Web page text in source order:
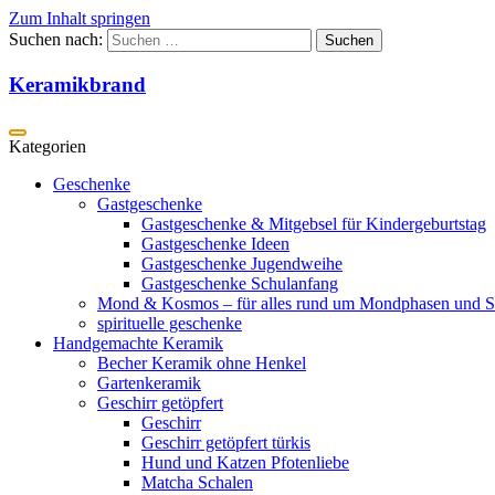
Zum Inhalt springen
Suchen nach:
Keramikbrand
Geschenke
Gastgeschenke
Gastgeschenke & Mitgebsel für Kindergeburtstag
Gastgeschenke Ideen
Gastgeschenke Jugendweihe
Gastgeschenke Schulanfang
Mond & Kosmos – für alles rund um Mondphasen und
spirituelle geschenke
Handgemachte Keramik
Becher Keramik ohne Henkel
Gartenkeramik
Geschirr getöpfert
Geschirr
Geschirr getöpfert türkis
Hund und Katzen Pfotenliebe
Matcha Schalen